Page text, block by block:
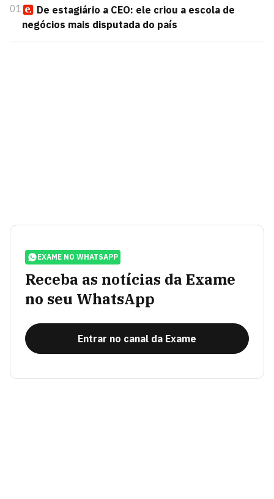
01
De estagiário a CEO: ele criou a escola de
negócios mais disputada do país
EXAME NO WHATSAPP
Receba as notícias da Exame
no seu WhatsApp
Entrar no canal da Exame